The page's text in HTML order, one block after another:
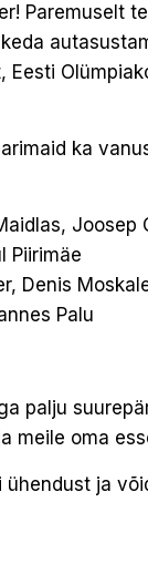
Paremuselt
Eesti
ka
Joosep
Piirimäe
Denis
Palu
palju
meile oma
ja